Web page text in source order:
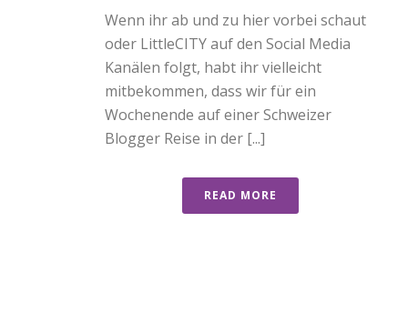
Wenn ihr ab und zu hier vorbei schaut
oder LittleCITY auf den Social Media
Kanälen folgt, habt ihr vielleicht
mitbekommen, dass wir für ein
Wochenende auf einer Schweizer
Blogger Reise in der [...]
READ MORE